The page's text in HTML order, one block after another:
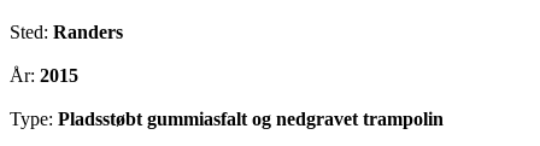
Sted: Randers
År: 2015
Type: Pladsstøbt gummiasfalt og nedgravet trampolin